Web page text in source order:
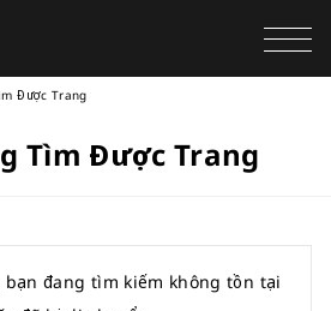
Được Trang
Tìm Được Trang
đang tìm kiếm không tồn tại